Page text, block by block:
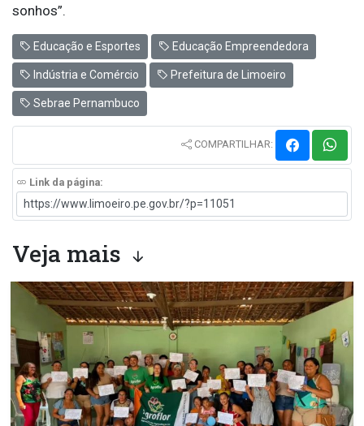
sonhos”.
Educação e Esportes Educação Empreendedora
Indústria e Comércio Prefeitura de Limoeiro
Sebrae Pernambuco
COMPARTILHAR:
Link da página:
Veja mais